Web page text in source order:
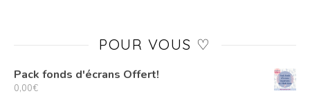
POUR VOUS ♡
Pack fonds d'écrans Offert!
0,00€